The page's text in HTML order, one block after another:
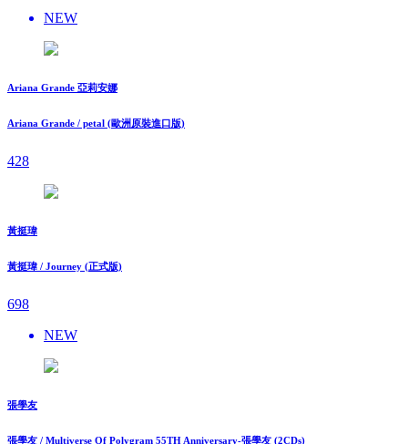
NEW
Ariana Grande 亞莉安娜
Ariana Grande / petal (歐洲原裝進口版)
428
黃挺瑋
黃挺瑋 / Journey (正式版)
698
NEW
張學友
張學友 / Multiverse Of Polygram 55TH Anniversary-張學友 (2CDs)